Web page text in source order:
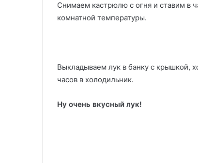
Снимаем кастрюлю с огня и ставим в
комнатной температуры.
Выкладываем лук в банку с крышкой,
часов в холодильник.
Ну очень вкусный лук!